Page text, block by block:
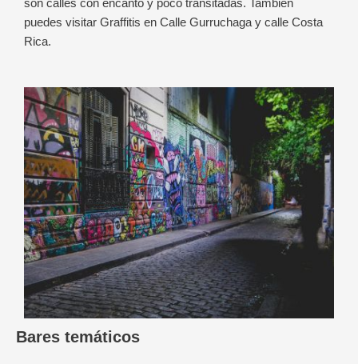
son calles con encanto y poco transitadas. También
puedes visitar Graffitis en Calle Gurruchaga y calle Costa
Rica.
Bares temáticos